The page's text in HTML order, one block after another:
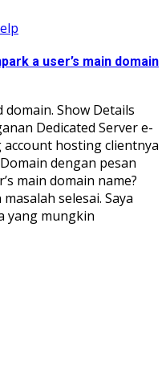
a user’s main domain
Show Details
Dedicated Server e-
account hosting clientnya
dengan pesan
main domain name?
selesai. Saya
yang mungkin